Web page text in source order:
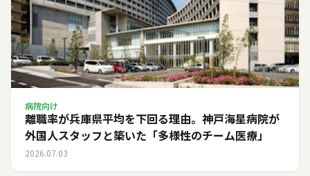
病院向け
離職率が兵庫県平均を下回る理由。神戸海星病院が
外国人スタッフと築いた「多様性のチーム医療」
2026.07.03